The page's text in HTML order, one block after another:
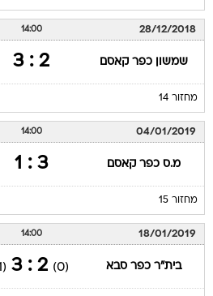
28/12/2018
14:00
שמשון כפר קאסם 2 : 3
מחזור 14
04/01/2019
14:00
מ.ס כפר קאסם 3 : 1
מחזור 15
18/01/2019
14:00
בית"ר כפר סבא (0)
2 : 3
(1)